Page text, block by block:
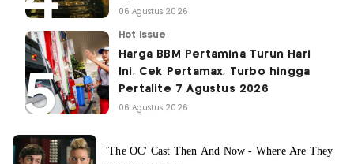
06 Agustus 2026
Hot Issue
Harga BBM Pertamina Turun Hari
Ini, Cek Pertamax, Turbo hingga
Pertalite 7 Agustus 2026
06 Agustus 2026